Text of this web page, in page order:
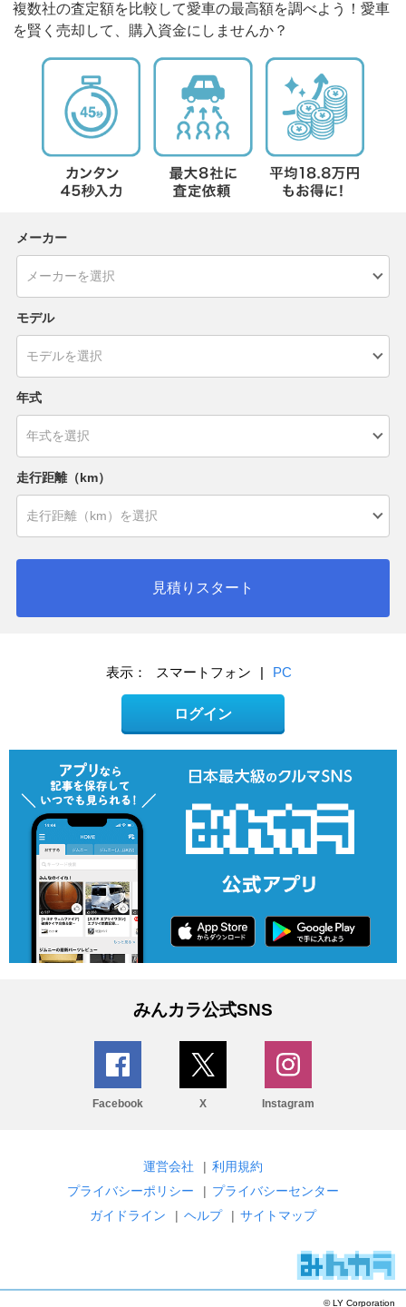
複数社の査定額を比較して愛車の最高額を調べよう！愛車
を賢く売却して、購入資金にしませんか？
メーカー
モデル
年式
走行距離（km）
見積りスタート
表示： スマートフォン | PC
ログイン
みんカラ公式SNS
Facebook X Instagram
運営会社 | 利用規約
プライバシーポリシー
| プライバシーセンター
ガイドライン
| ヘルプ | サイトマップ
© LY Corporation